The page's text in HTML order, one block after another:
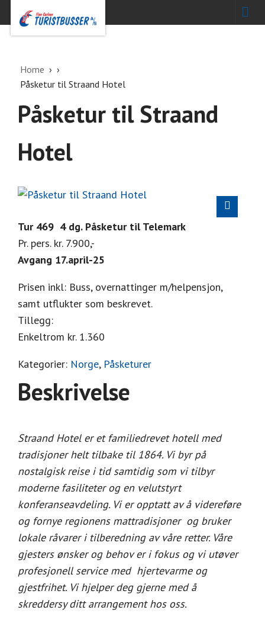
Home
Påsketur til Straand Hotel
Påsketur til Straand
Hotel
Tur 469 4 dg. Påsketur til Telemark
Pr. pers. kr. 7.900,-
Avgang 17.april-25
Prisen inkl: Buss, overnattinger m/helpensjon,
samt utflukter som beskrevet.
Tillegg:
Enkeltrom kr. 1.360
Kategorier: Norge, Påsketurer
Beskrivelse
Straand Hotel er et familiedrevet hotell med
tradisjoner helt tilbake til 1864. Vi byr på
nostalgisk reise i tid samtidig som vi tilbyr
moderne fasiliteter og en velutstyrt
konferanseavdeling. Vi er opptatt av å videreføre
og fornye regionens mattradisjoner og bruker
lokale råvarer i tilberedning av våre retter. Våre
gjesters ønsker og behov er i fokus og vi utøver
profesjonell service med hjertevarme og
gjestfrihet. Vi hjelper deg gjerne med å
skreddersy ditt arrangement hos oss.